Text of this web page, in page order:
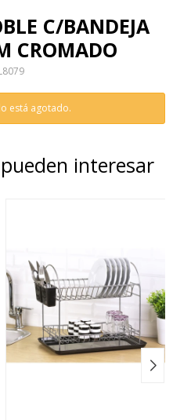
C/BANDEJA
CROMADO
está agotado.
interesar